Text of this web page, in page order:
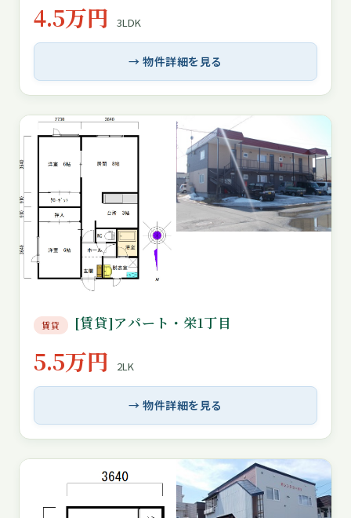
4.5万円 3LDK
→ 物件詳細を見る
賃貸 [賃貸]アパート・栄1丁目
5.5万円 2LK
→ 物件詳細を見る